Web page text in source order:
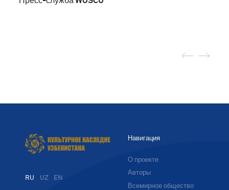
RU UZ EN
Навигация
О проекте
Авторы
Всемирное общество